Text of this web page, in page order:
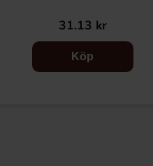
31.13 kr
Köp